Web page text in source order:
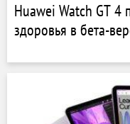
Huawei Watch GT 4
здоровья в бета-